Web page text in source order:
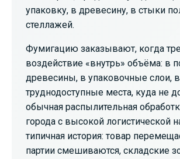
упаковку, в древесину, в стыки
стеллажей.
Фумигацию заказывают, когда
воздействие «внутрь» объёма: в
древесины, в упаковочные слои, в
труднодоступные места, куда не
обычная распылительная
города с высокой логистической
типичная история: товар
партии смешиваются, складские